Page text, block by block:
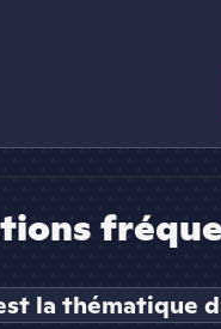
la thématique